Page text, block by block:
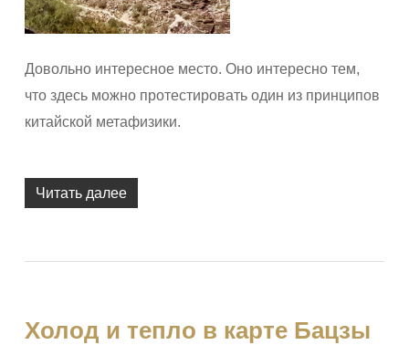
Довольно интересное место. Оно интересно тем,
что здесь можно протестировать один из принципов
китайской метафизики.
Читать далее
Холод и тепло в карте Бацзы